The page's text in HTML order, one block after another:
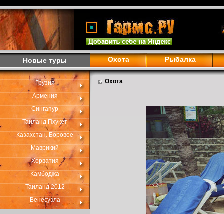
Новые туры Охота Рыбалка
Грузия
Армения
Сингапур
Таиланд Пхукет
Казахстан. Боровое
Маврикий
Хорватия
Камбоджа
Таиланд 2012
Венесуэла
Охота